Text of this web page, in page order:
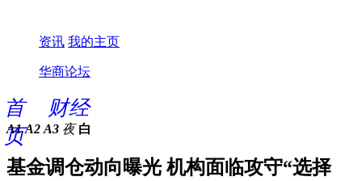
资讯 我的主页
华商论坛
首
页
财经
A1 A2 A3 夜 白
基金调仓动向曝光 机构面临攻守“选择